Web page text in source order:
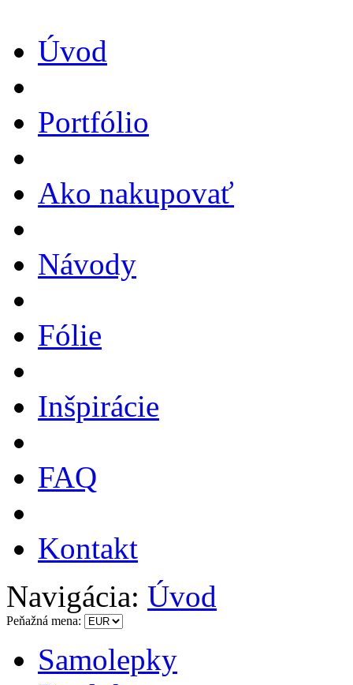
Úvod
Portfólio
Ako nakupovať
Návody
Fólie
Inšpirácie
FAQ
Kontakt
Navigácia: Úvod
Peňažná mena:
Samolepky